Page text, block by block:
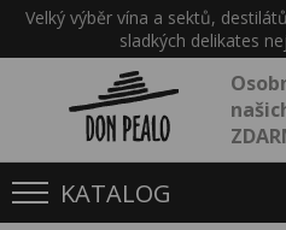
Velký výběr vína a sektů,
sladkých delikates
KATALOG